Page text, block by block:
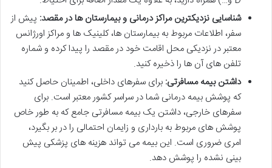
شناسایی نزدیکترین مراکز درمانی و بیمارستان ها در مقصد: پیش از
سفر، اطلاعات مربوط به بیمارستان ها، کلینیک ها و مراکز اورژانس
معتبر در نزدیکی محل اقامت خود در مقصد را پیدا کرده و شماره
تلفن های آن ها را ذخیره کنید.
داشتن بیمه مسافرتی: برای سفرهای داخلی، اطمینان حاصل کنید
که پوشش بیمه درمانی شما در سراسر کشور معتبر است. برای
سفرهای خارجی، داشتن یک بیمه مسافرتی جامع که به طور خاص
پوشش های مربوط به بارداری و زایمان احتمالی را در بر بگیرد،
امری ضروری است. این بیمه می تواند هزینه های پزشکی پیش
بینی نشده را پوشش دهد.